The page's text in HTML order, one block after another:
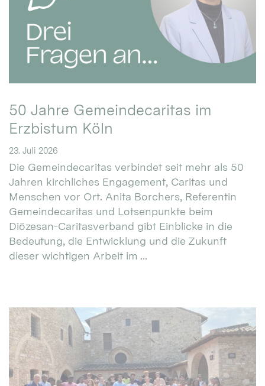
50 Jahre Gemeindecaritas im
Erzbistum Köln
23. Juli 2026
Die Gemeindecaritas verbindet seit mehr als 50
Jahren kirchliches Engagement, Caritas und
Menschen vor Ort. Anita Borchers, Referentin
Gemeindecaritas und Lotsenpunkte beim
Diözesan-Caritasverband gibt Einblicke in die
Bedeutung, die Entwicklung und die Zukunft
dieser wichtigen Arbeit im ...